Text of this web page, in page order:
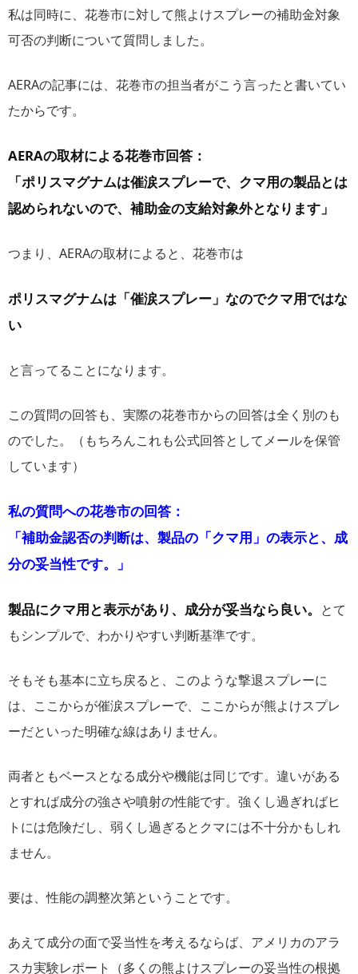
私は同時に、花巻市に対して熊よけスプレーの補助金対象
可否の判断について質問しました。
AERAの記事には、花巻市の担当者がこう言ったと書いてい
たからです。
AERAの取材による花巻市回答：
「ポリスマグナムは催涙スプレーで、クマ用の製品とは
認められないので、補助金の支給対象外となります」
つまり、AERAの取材によると、花巻市は
ポリスマグナムは「催涙スプレー」なのでクマ用ではな
い
と言ってることになります。
この質問の回答も、実際の花巻市からの回答は全く別のも
のでした。（もちろんこれも公式回答としてメールを保管
しています）
私の質問への花巻市の回答：
「補助金認否の判断は、製品の「クマ用」の表示と、成
分の妥当性です。」
製品にクマ用と表示があり、成分が妥当なら良い。 とて
もシンプルで、わかりやすい判断基準です。
そもそも基本に立ち戻ると、このような撃退スプレーに
は、ここからが催涙スプレーで、ここからが熊よけスプレ
ーだといった明確な線はありません。
両者ともベースとなる成分や機能は同じです。違いがある
とすれば成分の強さや噴射の性能です。強くし過ぎればヒ
トには危険だし、弱くし過ぎるとクマには不十分かもしれ
ません。
要は、性能の調整次第ということです。
あえて成分の面で妥当性を考えるならば、アメリカのアラ
スカ実験レポート（多くの熊よけスプレーの妥当性の根拠